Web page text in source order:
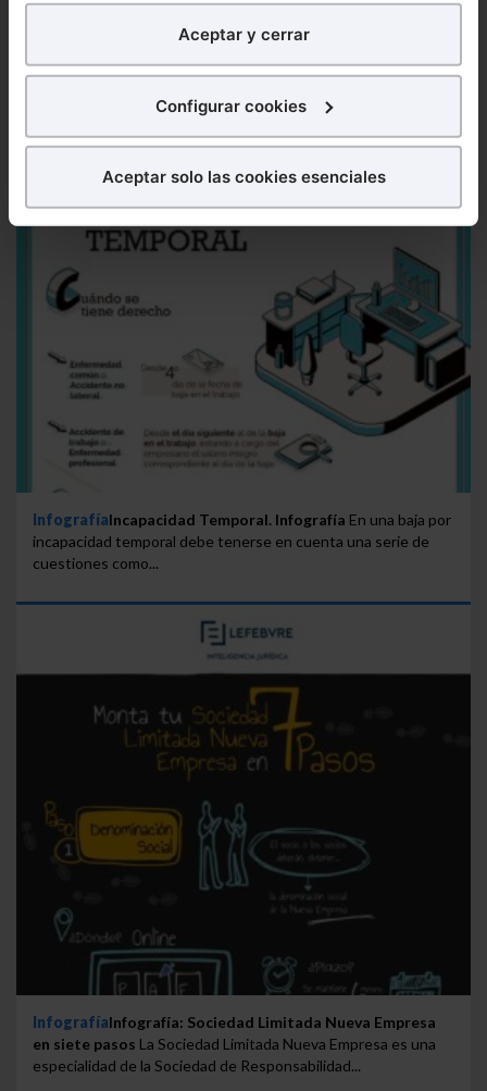
analíticospara tratar demejorar tu experienciaen
nuestra página web. También con fines publicitarios,
para poder mostrarte publicidad y contenidos de tu
¿Qué puedes hacer?
en la web sea óptima
Puedesaceptar solo las esenciales
para denegar
todas las cookies excepto aquellas imprescindibles.
También puedes
las cookies y
seleccionar solo aquellas que quieras permitir en tu
navegador. Si no seleccionas ninguna utilizaremos
las que sean indispensables para la navegación.
Saber más acerca de las cookies
Aceptar y cerrar
Configurar cookies
Aceptar solo las cookies esenciales
Jubilación en 2024En 2024 los requisitos para
poder acceder a la jubilación anticipada han cambiado. A...
InfografíaIncapacidad Temporal. Infografía En una baja por
incapacidad temporal debe tenerse en cuenta una serie de
cuestiones como...
InfografíaInfografía: Sociedad Limitada Nueva Empresa
en siete pasos La Sociedad Limitada Nueva Empresa es una
especialidad de la Sociedad de Responsabilidad...